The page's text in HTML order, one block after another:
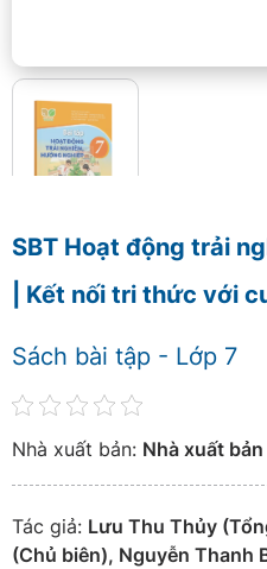
SBT Hoạt động trải
| Kết nối tri thức với
Sách bài tập - Lớp 7
Nhà xuất bản: Nhà xuất
Tác giả: Lưu Thu Thủy
(Chủ biên), Nguyễn Thanh